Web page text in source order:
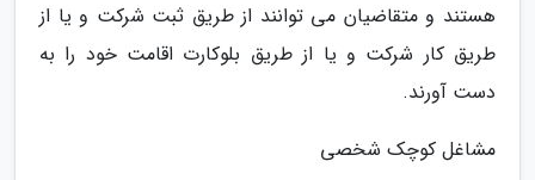
هستند و متقاضیان می توانند از طریق ثبت شرکت و یا از
طریق کار شرکت و یا از طریق بلوکارت اقامت خود را به
دست آورند.
مشاغل کوچک شخصی